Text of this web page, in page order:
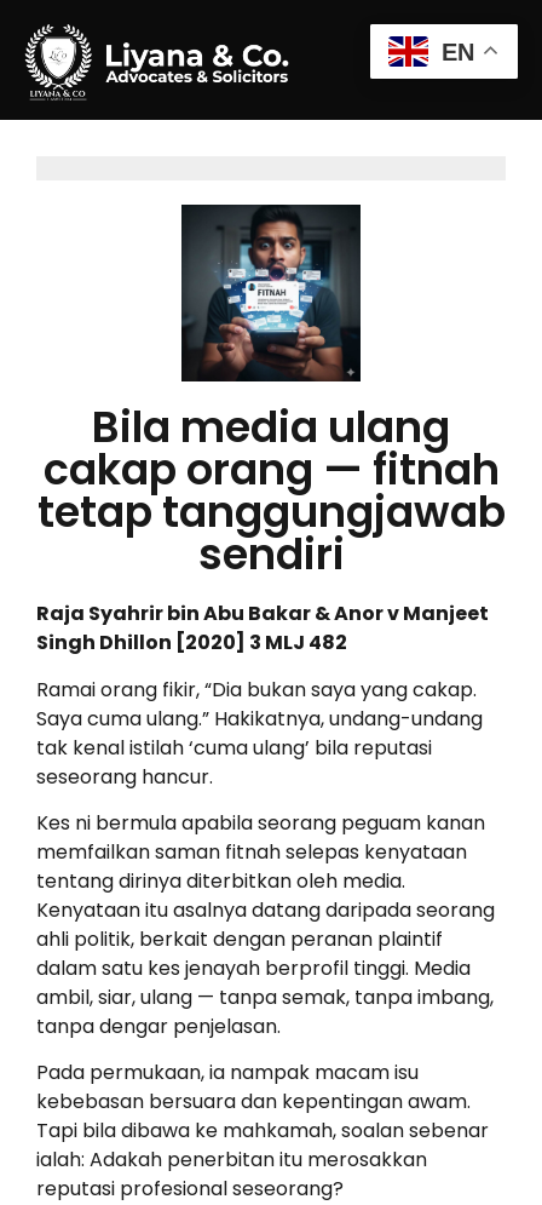
Bila media ulang
cakap orang — fitnah
tetap tanggungjawab
sendiri
Raja Syahrir bin Abu Bakar & Anor v Manjeet
Singh Dhillon [2020] 3 MLJ 482
Ramai orang fikir, “Dia bukan saya yang cakap.
Saya cuma ulang.” Hakikatnya, undang-undang
tak kenal istilah ‘cuma ulang’ bila reputasi
seseorang hancur.
Kes ni bermula apabila seorang peguam kanan
memfailkan saman fitnah selepas kenyataan
tentang dirinya diterbitkan oleh media.
Kenyataan itu asalnya datang daripada seorang
ahli politik, berkait dengan peranan plaintif
dalam satu kes jenayah berprofil tinggi. Media
ambil, siar, ulang — tanpa semak, tanpa imbang,
tanpa dengar penjelasan.
Pada permukaan, ia nampak macam isu
kebebasan bersuara dan kepentingan awam.
Tapi bila dibawa ke mahkamah, soalan sebenar
ialah: Adakah penerbitan itu merosakkan
reputasi profesional seseorang?
EN